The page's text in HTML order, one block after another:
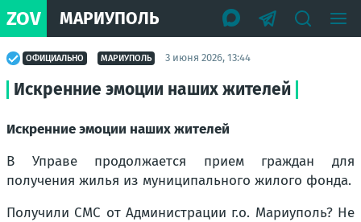
ZOV МАРИУПОЛЬ
ОФИЦИАЛЬНО МАРИУПОЛЬ 3 июня 2026, 13:44
Искренние эмоции наших жителей
Искренние эмоции наших жителей
В Управе продолжается прием граждан для
получения жилья из муниципального жилого фонда.
Получили СМС от Администрации г.о. Мариуполь? Не